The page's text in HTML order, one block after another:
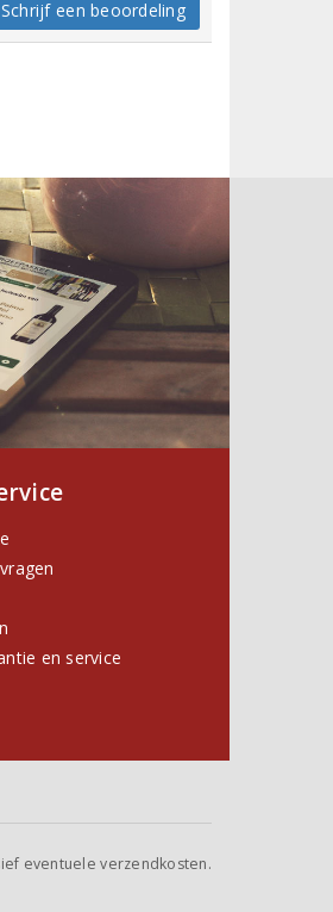
Schrijf een beoordeling
en service
eventuele verzendkosten.